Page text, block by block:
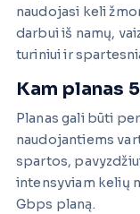
naudojasi keli
darbui iš namų,
turiniui ir
Kam planas
Planas gali būti
naudojantiems
spartos,
intensyviam kelių
Gbps planą.